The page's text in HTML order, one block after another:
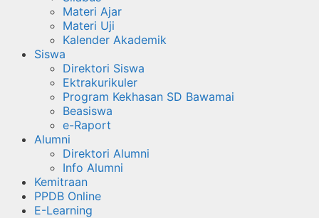
Materi Ajar
Materi Uji
Kalender Akademik
Siswa
Direktori Siswa
Ektrakurikuler
Program Kekhasan SD Bawamai
Beasiswa
e-Raport
Alumni
Direktori Alumni
Info Alumni
Kemitraan
PPDB Online
E-Learning